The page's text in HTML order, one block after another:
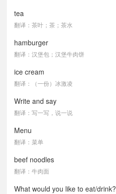
tea
翻译：茶叶；茶；茶水
hamburger
翻译：汉堡包；汉堡牛肉饼
ice cream
翻译：（一份）冰激凌
Write and say
翻译：写一写，说一说
Menu
翻译：菜单
beef noodles
翻译：牛肉面
What would you like to eat/drink?